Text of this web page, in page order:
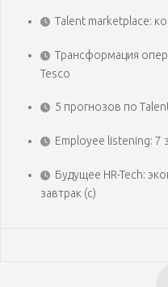
Talent marketplace:
Трансформация
Tesco
5 прогнозов по
Employee listening: 7
Будущее HR-Tech:
завтрак (с)